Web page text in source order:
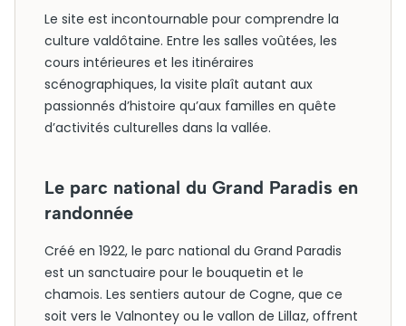
Le site est incontournable pour comprendre la
culture valdôtaine. Entre les salles voûtées, les
cours intérieures et les itinéraires
scénographiques, la visite plaît autant aux
passionnés d’histoire qu’aux familles en quête
d’activités culturelles dans la vallée.
Le parc national du Grand Paradis en
randonnée
Créé en 1922, le parc national du Grand Paradis
est un sanctuaire pour le bouquetin et le
chamois. Les sentiers autour de Cogne, que ce
soit vers le Valnontey ou le vallon de Lillaz, offrent